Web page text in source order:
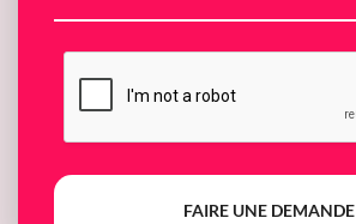
FAIRE UNE DEMANDE